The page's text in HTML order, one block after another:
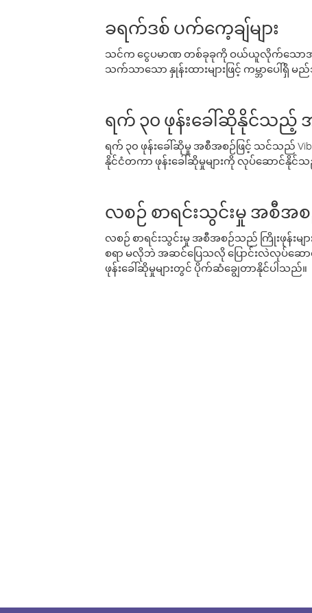
ခရက်ဒစ် ပက်ကေ့ချ်များ
သင်က ငွေပမာဏ တစ်ခုခုကို ဝယ်ယူလိုက်သောအ
သက်သာသော နှုန်းထားများဖြင့် ကမ္ဘာပေါ်
ရက် ၃၀ ဖုန်းခေါ်ဆိုနိုင်သည့်
ရက် ၃၀ ဖုန်းခေါ်ဆိုမှု အစီအစဉ်ဖြင့် သင်သည်
နိုင်ငံတကာ ဖုန်းခေါ်ဆိုမှုများကို လုပ်ဆောင်နိုင်
လစဉ် စာရင်းသွင်းမှု အစီအစဉ်
လစဉ် စာရင်းသွင်းမှု အစီအစဉ်သည် ကြိုးဖုန်းမျ
စရာ မလိုဘဲ အဆင်ပြေသလို ပြောင်းလဲလုပ်ဆေ
ဖုန်းခေါ်ဆိုမှုများတွင် ပိုက်ဆံချွေတာနိုင်ပါသည်။